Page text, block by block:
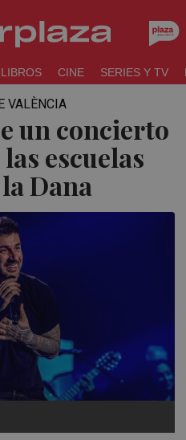
LIBROS CINE SERIES Y TV
un concierto
escuelas
Dana
VALÈNCIA